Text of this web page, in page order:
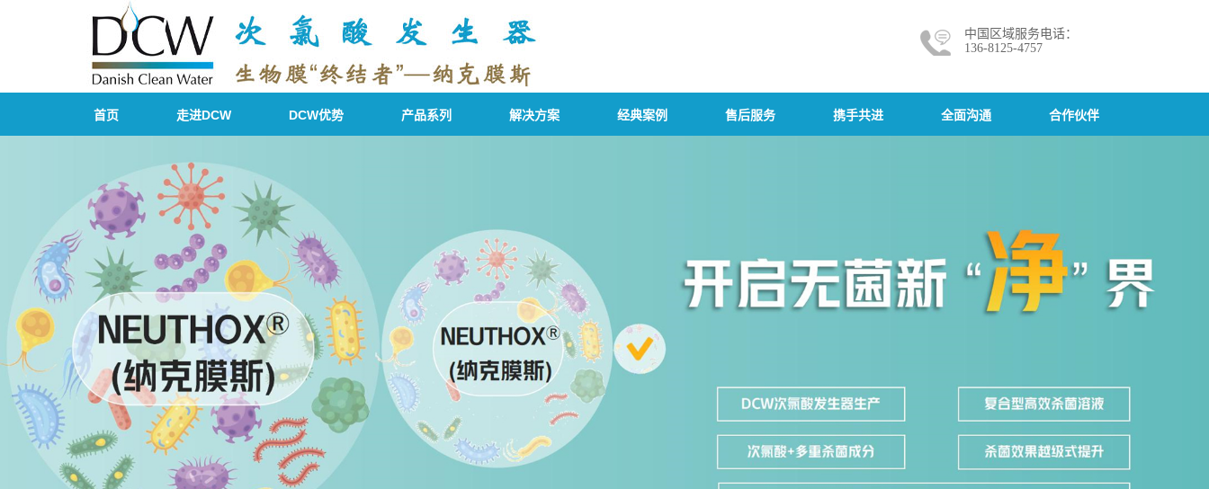
中国区域服务电话：
136-8125-4757
首页 走进DCW DCW优势 产品系列 解决方案 经典案例 售后服务 携手共进 全面沟通 合作伙伴